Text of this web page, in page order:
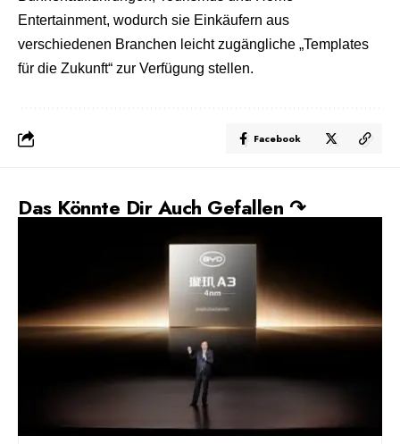
Entertainment, wodurch sie Einkäufern aus
verschiedenen Branchen leicht zugängliche „Templates
für die Zukunft“ zur Verfügung stellen.
Facebook
Das Könnte Dir Auch Gefallen ↷